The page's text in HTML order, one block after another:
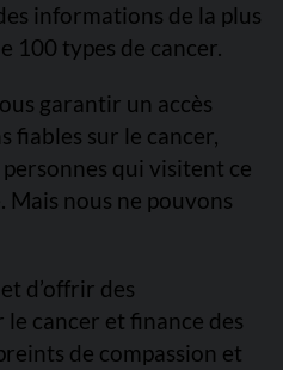
informations de la plus
100 types de cancer.
garantir un accès
fiables sur le cancer,
qui visitent ce
Mais nous ne pouvons
d’offrir des
cancer et finance des
de compassion et